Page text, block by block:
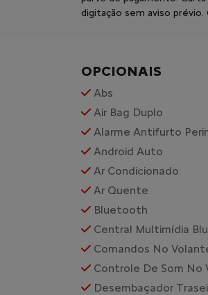
digitação sem aviso
OPCIONAIS
Abs
Air Bag Duplo
Alarme Antifurto
Android Auto
Ar Condicionado
Ar Quente
Bluetooth
Central Multimídia
Comandos No
Controle De Som No
Desembaçador